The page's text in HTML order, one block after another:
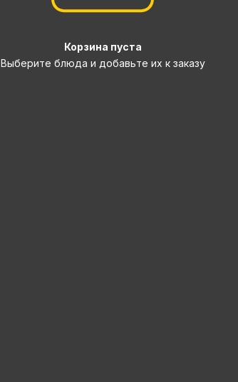
Корзина пуста
Выберите блюда и добавьте их к заказу